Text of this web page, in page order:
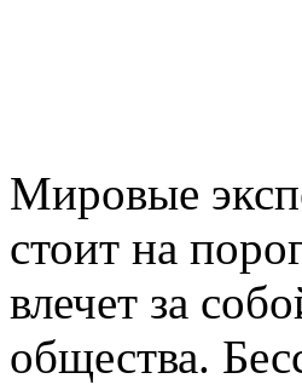
Мировые
стоит на
влечет за
общества.